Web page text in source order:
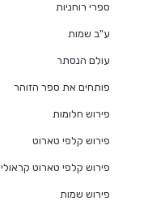
ספרי רוחניות
ע"ב שמות
עולם הנסתר
פותחים את ספר הזוהר
פירוש חלומות
פירוש קלפי טארוט
פירוש קלפי טארוט קראולי
פירוש שמות